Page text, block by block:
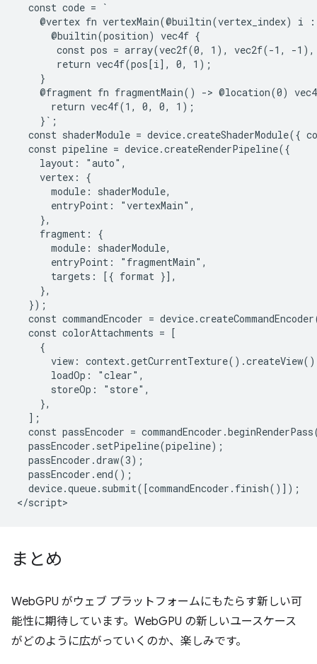
  const code = `
@vertex fn vertexMain(@builtin(vertex_index) i
      @builtin(position) vec4f {
const pos = array(vec2f(0, 1), vec2f(-1, -
       return vec4f(pos[i], 0, 1);
    }
@fragment fn fragmentMain() -> @location(0)
      return vec4f(1, 0, 0, 1);
    }`;
const shaderModule = device.createShaderModule({
  const pipeline = device.createRenderPipeline({
    layout: "auto",
    vertex: {
      module: shaderModule,
      entryPoint: "vertexMain",
    },
    fragment: {
      module: shaderModule,
      entryPoint: "fragmentMain",
      targets: [{ format }],
    },
  });
const commandEncoder =
  const colorAttachments = [
    {
view:
      loadOp: "clear",
      storeOp: "store",
    },
  ];
const passEncoder =
  passEncoder.setPipeline(pipeline);
  passEncoder.draw(3);
  passEncoder.end();
  device.queue.submit([commandEncoder.finish()]);
まとめ
WebGPU がウェブ プラットフォームにもたらす新しい可
能性に期待しています。WebGPU の新しいユースケース
がどのように広がっていくのか、楽しみです。